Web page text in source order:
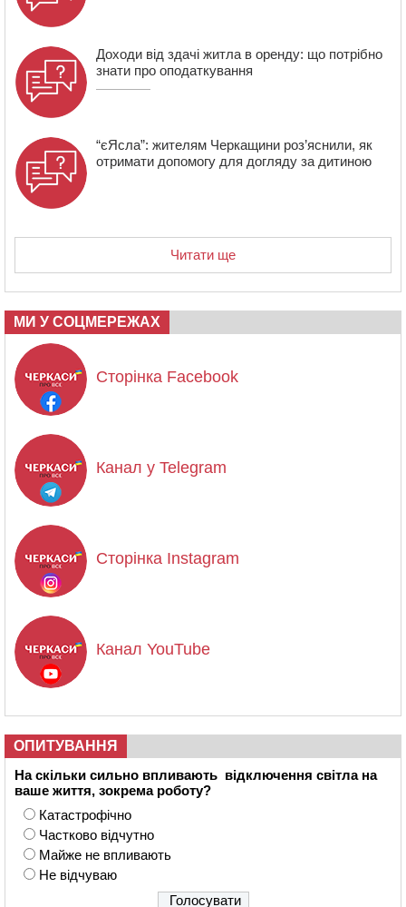
16:07
У Черкасах за ніч виявили 15 порушників
комендантської години та 10 нетверезих водіїв
Доходи від здачі житла в оренду: що потрібно
знати про оподаткування
“єЯсла”: жителям Черкащини роз’яснили, як
отримати допомогу для догляду за дитиною
Читати ще
МИ У СОЦМЕРЕЖАХ
Сторінка Facebook
Канал у Telegram
Сторінка Instagram
Канал YouTube
ОПИТУВАННЯ
На скільки сильно впливають відключення світла на
ваше життя, зокрема роботу?
Катастрофічно
Частково відчутно
Майже не впливають
Не відчуваю